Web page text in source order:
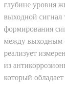
глубине уровня
выходной сигнал
формирования
между выходным
реализует
из
который